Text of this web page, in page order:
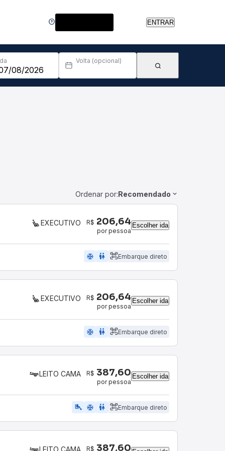
ENTRAR
Volta (opcional)
Ordenar por:Recomendado
EXECUTIVO R$ 206,64
por pessoa
Escolher ida
ac_unit wc Embarque direto
EXECUTIVO R$ 206,64
por pessoa
Escolher ida
ac_unit wc Embarque direto
LEITO CAMA R$ 387,60
por pessoa
Escolher ida
airline_seat_legroom_extra ac_unit wc Embarque direto
LEITO CAMA R$ 387,60